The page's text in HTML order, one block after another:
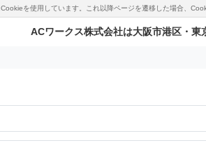
を使用しています。これ以降ページを遷移した場合、
ACワークス株式会社は大阪市港区・